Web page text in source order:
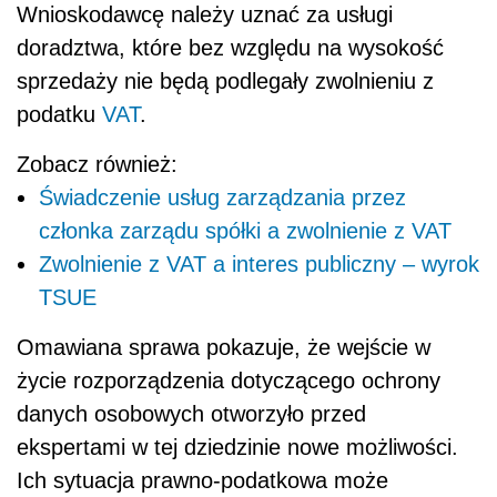
Wnioskodawcę należy uznać za usługi
doradztwa, które bez względu na wysokość
sprzedaży nie będą podlegały zwolnieniu z
podatku VAT.
Zobacz również:
Świadczenie usług zarządzania przez
członka zarządu spółki a zwolnienie z VAT
Zwolnienie z VAT a interes publiczny – wyrok
TSUE
Omawiana sprawa pokazuje, że wejście w
życie rozporządzenia dotyczącego ochrony
danych osobowych otworzyło przed
ekspertami w tej dziedzinie nowe możliwości.
Ich sytuacja prawno-podatkowa może